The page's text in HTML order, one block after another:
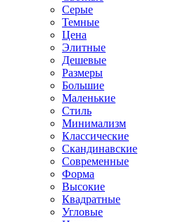
Серые
Темные
Цена
Элитные
Дешевые
Размеры
Большие
Маленькие
Стиль
Минимализм
Классические
Скандинавские
Современные
Форма
Высокие
Квадратные
Угловые